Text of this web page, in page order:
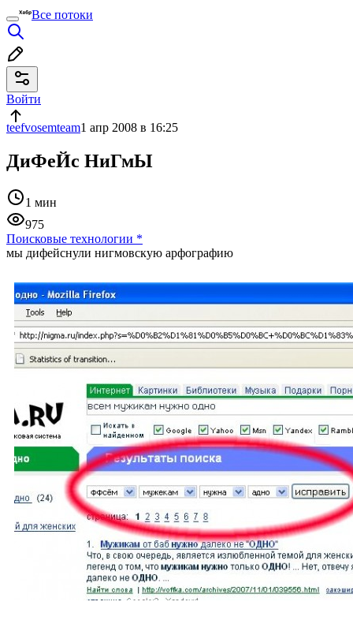
Все потоки
Войти
teefvosemteam1 апр 2008 в 16:25
ДиФеЙс НиГмЫ
1 мин
975
Поисковые технологии *
мы дифейснули нигмовскую арфографию